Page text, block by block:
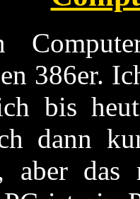
386er.
bis
dann
aber das